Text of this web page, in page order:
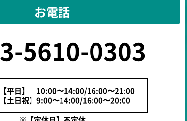
お電話
5610-0303
【平日】 10:00〜14:00/16:00〜21:00
【土日祝】9:00〜14:00/16:00〜20:00